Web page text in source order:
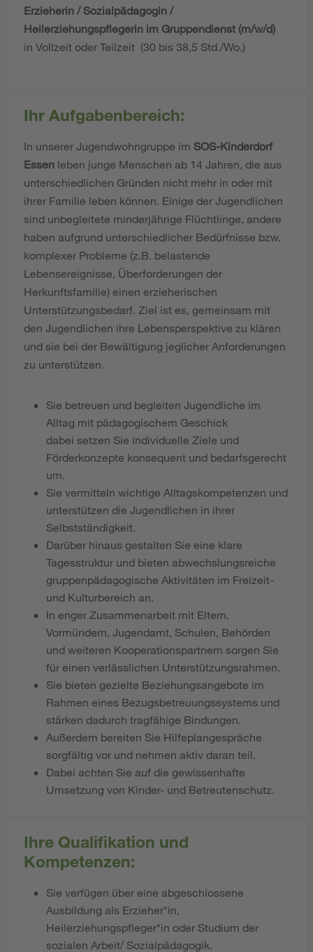
Erzieherin / Sozialpädagogin /
Heilerziehungspflegerin im Gruppendienst (m/w/d)
in Vollzeit oder Teilzeit (30 bis 38,5 Std./Wo.)
Ihr Aufgabenbereich:
In unserer Jugendwohngruppe im SOS-Kinderdorf
Essen leben junge Menschen ab 14 Jahren, die aus
unterschiedlichen Gründen nicht mehr in oder mit
ihrer Familie leben können. Einige der Jugendlichen
sind unbegleitete minderjährige Flüchtlinge, andere
haben aufgrund unterschiedlicher Bedürfnisse bzw.
komplexer Probleme (z.B. belastende
Lebensereignisse, Überforderungen der
Herkunftsfamilie) einen erzieherischen
Unterstützungsbedarf. Ziel ist es, gemeinsam mit
den Jugendlichen ihre Lebensperspektive zu klären
und sie bei der Bewältigung jeglicher Anforderungen
zu unterstützen.
Sie betreuen und begleiten Jugendliche im
Alltag mit pädagogischem Geschick
dabei setzen Sie individuelle Ziele und
Förderkonzepte konsequent und bedarfsgerecht
um.
Sie vermitteln wichtige Alltagskompetenzen und
unterstützen die Jugendlichen in ihrer
Selbstständigkeit.
Darüber hinaus gestalten Sie eine klare
Tagesstruktur und bieten abwechslungsreiche
gruppenpädagogische Aktivitäten im Freizeit-
und Kulturbereich an.
In enger Zusammenarbeit mit Eltern,
Vormündern, Jugendamt, Schulen, Behörden
und weiteren Kooperationspartnern sorgen Sie
für einen verlässlichen Unterstützungsrahmen.
Sie bieten gezielte Beziehungsangebote im
Rahmen eines Bezugsbetreuungssystems und
stärken dadurch tragfähige Bindungen.
Außerdem bereiten Sie Hilfeplangespräche
sorgfältig vor und nehmen aktiv daran teil.
Dabei achten Sie auf die gewissenhafte
Umsetzung von Kinder- und Betreutenschutz.
Ihre Qualifikation und
Kompetenzen:
Sie verfügen über eine abgeschlossene
Ausbildung als Erzieher*in,
Heilerziehungspfleger*in oder Studium der
sozialen Arbeit/ Sozialpädagogik.